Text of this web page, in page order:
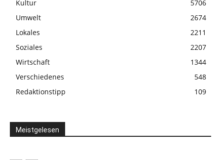
Kultur
5706
Umwelt
2674
Lokales
2211
Soziales
2207
Wirtschaft
1344
Verschiedenes
548
Redaktionstipp
109
Meistgelesen